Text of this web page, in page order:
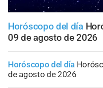
Horóscopo del día
09 de agosto de 2026
Horóscopo del día
de agosto de 2026